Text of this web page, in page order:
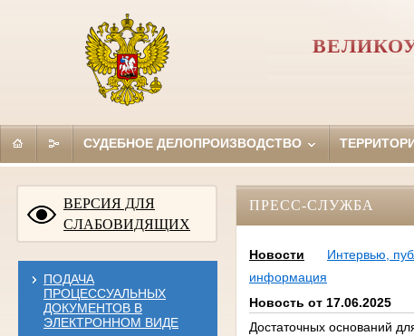
СУДЕБНОЕ ДЕЛОПРОИЗВОДСТВО
ВЕРСИЯ ДЛЯ
СЛАБОВИДЯЩИХ
ПОДАЧА
ПРОЦЕССУАЛЬНЫХ
ДОКУМЕНТОВ В
ЭЛЕКТРОННОМ ВИДЕ
ПРЕСС-СЛУЖБА
Новости Интервью,
информация
Новость от 17.06.2025
Достаточных оснований